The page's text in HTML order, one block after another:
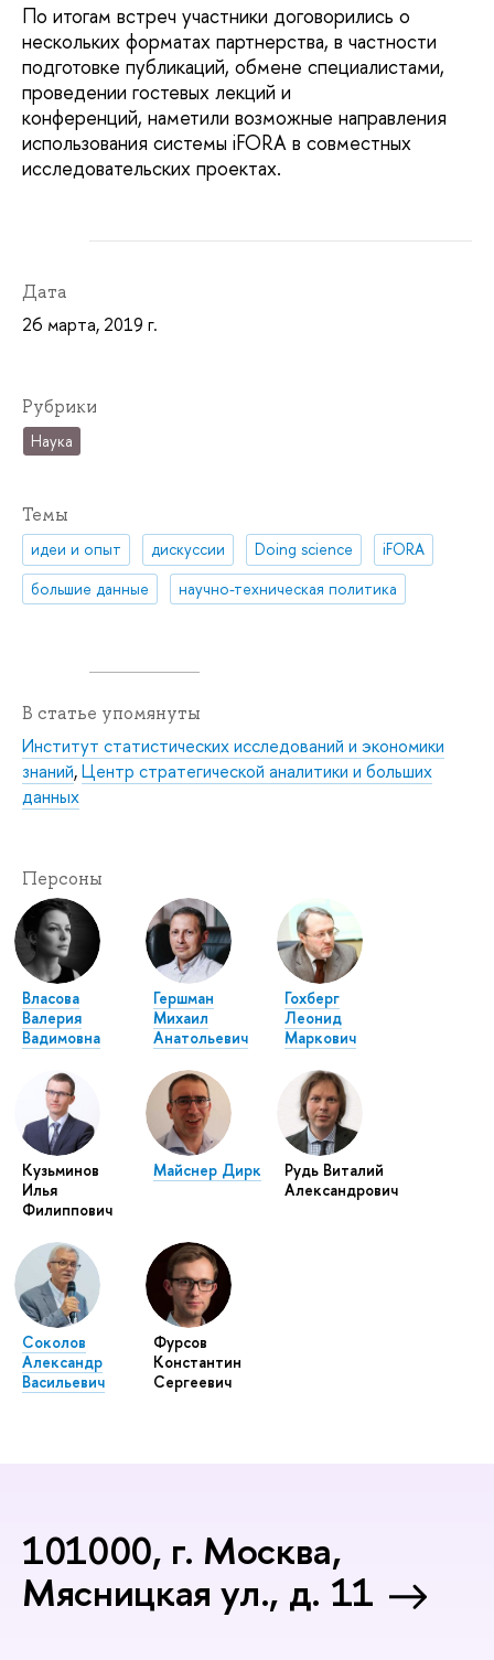
По итогам встреч участники договорились о
нескольких форматах партнерства, в частности
подготовке публикаций, обмене специалистами,
проведении гостевых лекций и
конференций, наметили возможные направления
использования системы iFORA в совместных
исследовательских проектах.
Дата
26 марта, 2019 г.
Рубрики
Наука
Темы
идеи и опыт дискуссии Doing science
iFORA
большие данные
научно-техническая политика
В статье упомянуты
Институт статистических исследований и экономики
знаний,Центр стратегической аналитики и больших
данных
Персоны
Власова
Валерия
Вадимовна
Гершман
Михаил
Анатольевич
Гохберг
Леонид
Маркович
Кузьминов
Илья
Филиппович
Майснер Дирк
Рудь Виталий
Александрович
Соколов
Александр
Васильевич
Фурсов
Константин
Сергеевич
101000, г. Москва,
Мясницкая ул., д. 11